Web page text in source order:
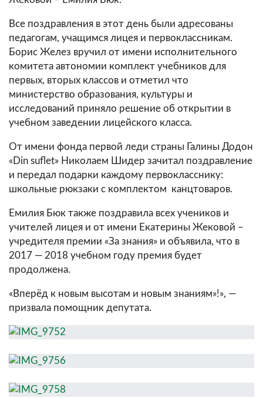
Все поздравления в этот день были адресованы
педагогам, учащимся лицея и первоклассникам.
Борис Желез вручил от имени исполнительного
комитета автономии комплект учебников для
первых, вторых классов и отметил что
министерство образования, культуры и
исследований приняло решение об открытии в
учебном заведении лицейского класса.
От имени фонда первой леди страны Галины Додон
«Din suflet» Николаем Шидер зачитал поздравление
и передал подарки каждому первокласснику:
школьные рюкзаки с комплектом канцтоваров.
Емилия Бюк также поздравила всех учеников и
учителей лицея и от имени Екатерины Жековой –
учредителя премии «За знания» и объявила, что в
2017 — 2018 учебном году премия будет
продолжена.
«Вперёд к новым высотам и новым знаниям»!», —
призвала помощник депутата.